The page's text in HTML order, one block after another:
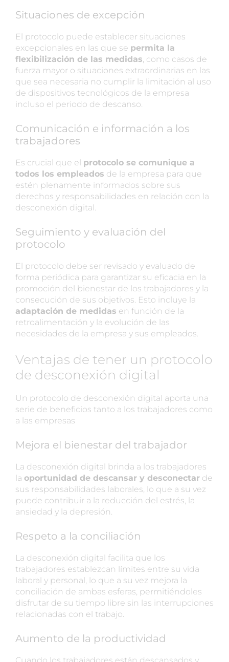
Situaciones de excepción
El protocolo puede establecer situaciones
excepcionales en las que se permita la
flexibilización de las medidas, como casos de
fuerza mayor o situaciones extraordinarias en las
que sea necesaria no cumplir la limitación al uso
de dispositivos tecnológicos de la empresa
incluso el periodo de descanso.
Comunicación e información a los
trabajadores
Es crucial que el protocolo se comunique a
todos los empleados de la empresa para que
estén plenamente informados sobre sus
derechos y responsabilidades en relación con la
desconexión digital.
Seguimiento y evaluación del
protocolo
El protocolo debe ser revisado y evaluado de
forma periódica para garantizar su eficacia en la
promoción del bienestar de los trabajadores y la
consecución de sus objetivos. Esto incluye la
adaptación de medidas en función de la
retroalimentación y la evolución de las
necesidades de la empresa y sus empleados.
Ventajas de tener un protocolo
de desconexión digital
Un protocolo de desconexión digital aporta una
serie de beneficios tanto a los trabajadores como
a las empresas
Mejora el bienestar del trabajador
La desconexión digital brinda a los trabajadores
la oportunidad de descansar y desconectar de
sus responsabilidades laborales, lo que a su vez
puede contribuir a la reducción del estrés, la
ansiedad y la depresión.
Respeto a la conciliación
La desconexión digital facilita que los
trabajadores establezcan límites entre su vida
laboral y personal, lo que a su vez mejora la
conciliación de ambas esferas, permitiéndoles
disfrutar de su tiempo libre sin las interrupciones
relacionadas con el trabajo.
Aumento de la productividad